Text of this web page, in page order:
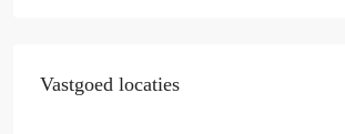
Vastgoed locaties